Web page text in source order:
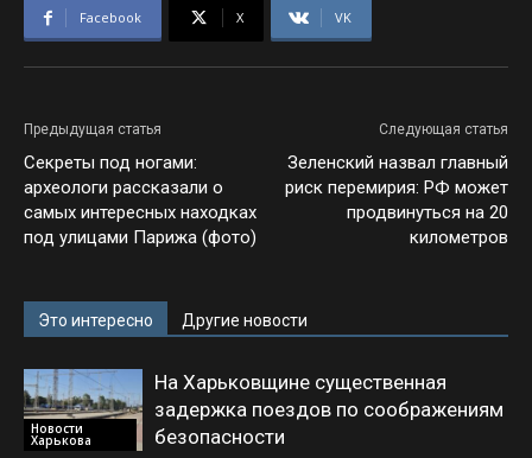
Facebook X VK
Предыдущая статья
Секреты под ногами:
археологи рассказали о
самых интересных находках
под улицами Парижа (фото)
Следующая статья
Зеленский назвал главный
риск перемирия: РФ может
продвинуться на 20
километров
Это интересно Другие новости
Новости
Харькова
На Харьковщине существенная
задержка поездов по соображениям
безопасности